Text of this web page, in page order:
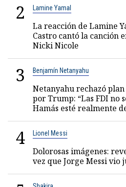
2 Lamine Yamal
La reacción de Lamine
Castro cantó la canción
Nicki Nicole
3 Benjamín Netanyahu
Netanyahu rechazó
por Trump: “Las FDI no
Hamás esté realmente
4 Lionel Messi
Dolorosas imágenes:
vez que Jorge Messi